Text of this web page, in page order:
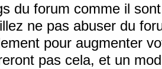
du forum comme il
ne pas abuser du
pour augmenter
pas cela, et un